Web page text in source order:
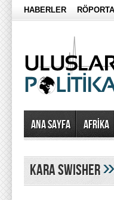
HABERLER
Ana Sayfa AFRİKA
kara swisher»